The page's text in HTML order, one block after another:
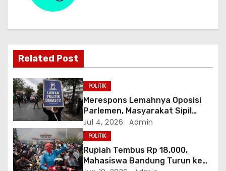
s
i
p
o
s
Related Post
POLITIK
Merespons Lemahnya Oposisi
Parlemen, Masyarakat Sipil
Bentuk “Kabinet Bayangan”
Jul 4, 2026 Admin
POLITIK
Rupiah Tembus Rp 18.000,
Mahasiswa Bandung Turun ke